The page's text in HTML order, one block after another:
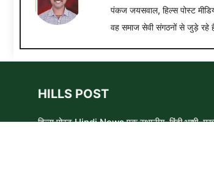
पंकज जयसवाल, हिल्स पोस्ट
वह समाज सेवी संगठनों से जुड़े रहे हैं
HILLS POST
हिल्स पोस्ट Hindi News एक स्थानीय, हिंदी भाषी,